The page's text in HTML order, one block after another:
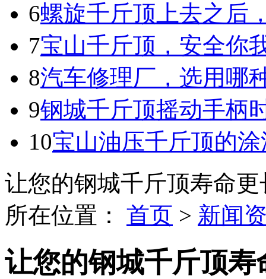
6螺旋千斤顶上去之后
7宝山千斤顶，安全你
8汽车修理厂，选用哪
9钢城千斤顶摇动手柄
10宝山油压千斤顶的涂
让您的钢城千斤顶寿命更
所在位置： 首页 > 新闻
让您的钢城千斤顶寿